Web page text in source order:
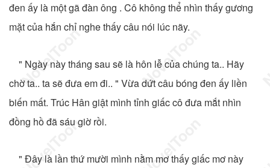
đen ấy là một gã đàn ông . Cô không thể nhìn thấy gương
mặt của hắn chỉ nghe thấy câu nói lúc nãy.
" Ngày này tháng sau sẽ là hôn lễ của chúng ta.. Hãy
chờ ta.. ta sẽ đưa em đi.. " Vừa dứt câu bóng đen ấy liền
biến mất. Trúc Hân giật mình tỉnh giấc cô đưa mắt nhìn
đồng hồ đã sáu giờ rồi.
" Đây là lần thứ mười mình nằm mơ thấy giấc mơ này